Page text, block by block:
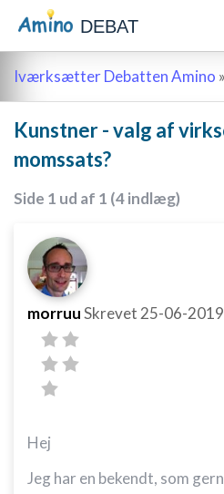
DEBAT
Iværksætter Debatten Amino »
Kunstner - valg af
momssats?
Side 1 ud af 1 (4 indlæg)
morruuSkrevet 25-06-2019
Hej
Jeg har en bekendt, som